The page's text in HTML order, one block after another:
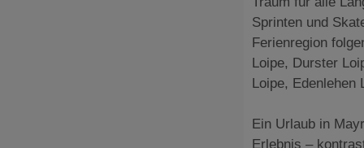
Sprinten und
Ferienregion
Loipe, Durster
Loipe, Edenlehen
Ein Urlaub in
Erlebnis –